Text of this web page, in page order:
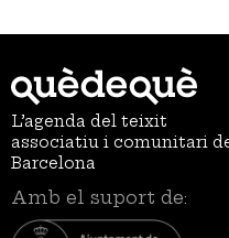
L’agenda del teixit
associatiu i comunitari
Barcelona
Amb el suport de: